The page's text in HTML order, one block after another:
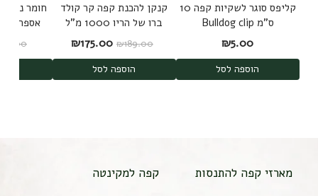
קליפס סוגר לשקיות קפה 10
ס"מ Bulldog clip
₪5.00
הוספה לסל
קנקן להכנת קפה קר קולד
ברו של הריו 1000 מ"ל
Hario Cold Brew
Mizudashi
₪189.00 המחיר המקורי היה: ₪189.00.
₪175.00 המחיר הנוכחי הוא:
הוספה לסל
חומר
אספרסו
59.00
מארזי קפה להתנסות
קפה למקינטה